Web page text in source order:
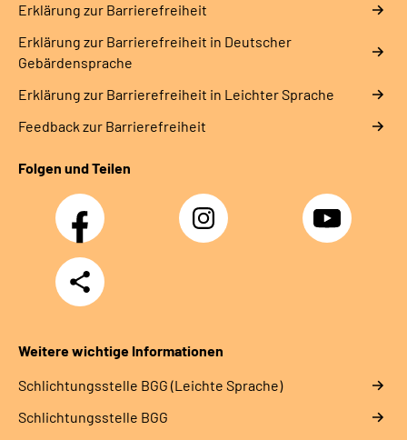
Erklärung zur Barrierefreiheit
Erklärung zur Barrierefreiheit in Deutscher
Gebärdensprache
Erklärung zur Barrierefreiheit in Leichter Sprache
Feedback zur Barrierefreiheit
Folgen und Teilen
Facebook Instagram YouTube
Teilen
Weitere wichtige Informationen
Schlich­tungs­stel­le BGG (Leichte Sprache)
Schlich­tungs­stel­le BGG